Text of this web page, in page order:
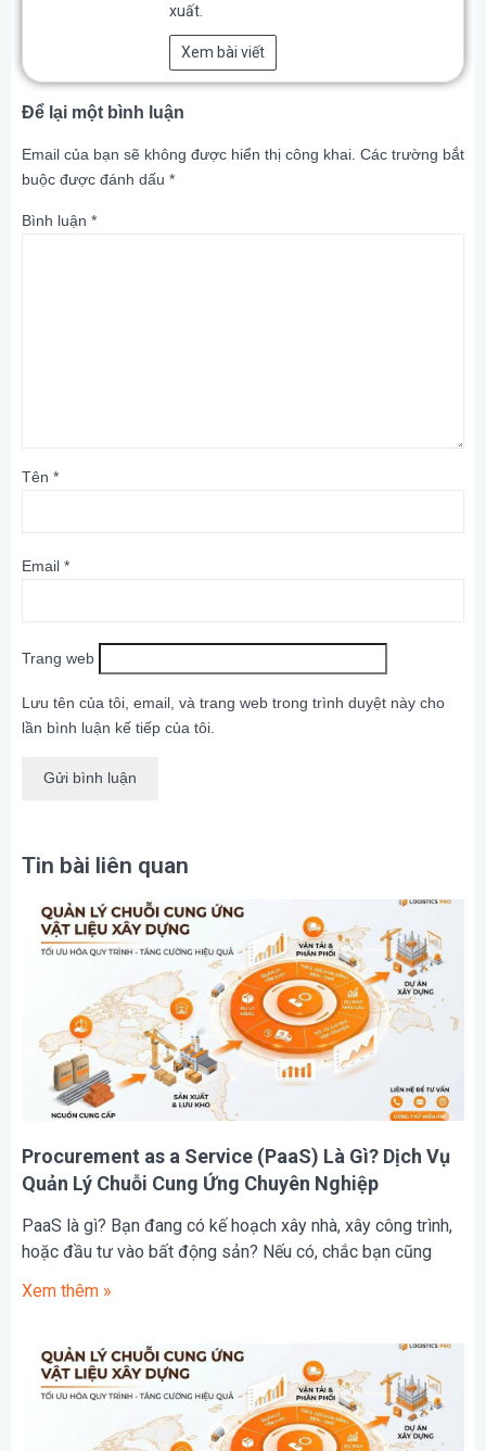
xuất.
Xem bài viết
Để lại một bình luận
Email của bạn sẽ không được hiển thị công khai. Các trường bắt
buộc được đánh dấu *
Bình luận *
Tên *
Email *
Trang web
Lưu tên của tôi, email, và trang web trong trình duyệt này cho
lần bình luận kế tiếp của tôi.
Tin bài liên quan
Procurement as a Service (PaaS) Là Gì? Dịch Vụ
Quản Lý Chuỗi Cung Ứng Chuyên Nghiệp
PaaS là gì? Bạn đang có kế hoạch xây nhà, xây công trình,
hoặc đầu tư vào bất động sản? Nếu có, chắc bạn cũng
Xem thêm »